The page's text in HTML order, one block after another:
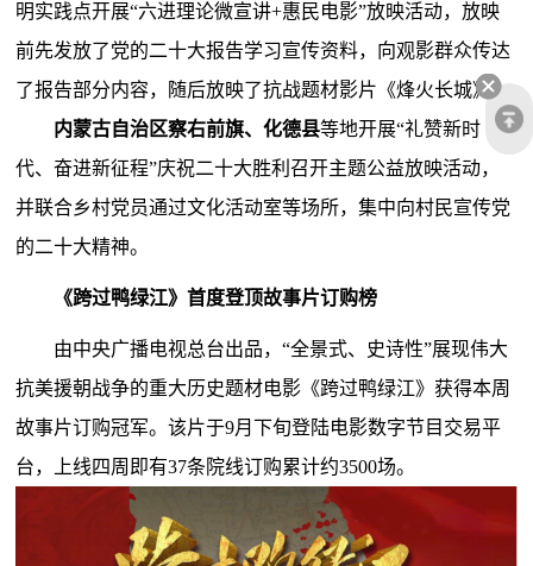
明实践点开展“六进理论微宣讲+惠民电影”放映活动，放映
前先发放了党的二十大报告学习宣传资料，向观影群众传达
了报告部分内容，随后放映了抗战题材影片《烽火长城》。
内蒙古自治区察右前旗、化德县等地开展“礼赞新时
代、奋进新征程”庆祝二十大胜利召开主题公益放映活动，
并联合乡村党员通过文化活动室等场所，集中向村民宣传党
的二十大精神。
《跨过鸭绿江》首度登顶故事片订购榜
由中央广播电视总台出品，“全景式、史诗性”展现伟大
抗美援朝战争的重大历史题材电影《跨过鸭绿江》获得本周
故事片订购冠军。该片于9月下旬登陆电影数字节目交易平
台，上线四周即有37条院线订购累计约3500场。